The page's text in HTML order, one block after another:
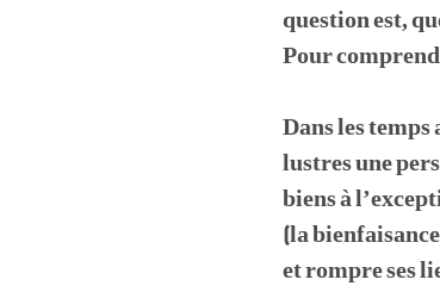
question est,
Pour
Dans les
lustres une
biens à
(la
et rompre ses